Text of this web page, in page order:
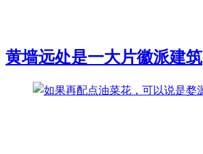
黄墙远处是一大片徽派建筑